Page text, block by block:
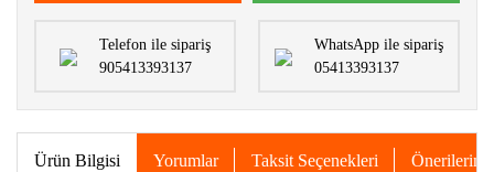
Telefon ile sipariş
905413393137
WhatsApp ile sipariş
05413393137
Ürün Bilgisi Yorumlar Taksit Seçenekleri Önerileriniz